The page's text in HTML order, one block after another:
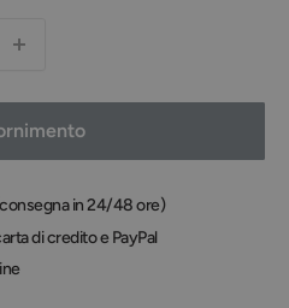
in 24/48 ore)
di credito e PayPal